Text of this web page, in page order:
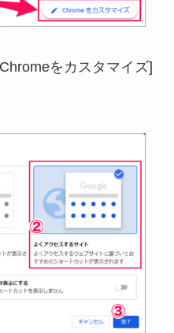
をカスタマイズ]